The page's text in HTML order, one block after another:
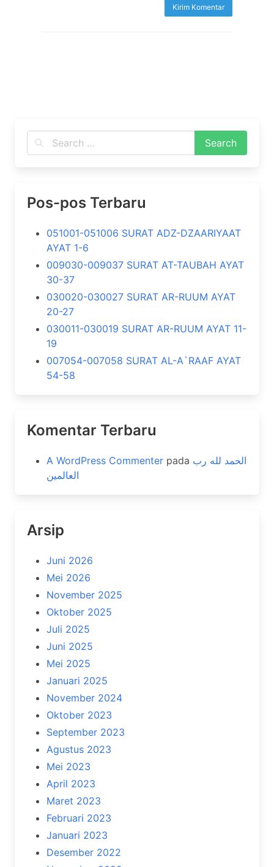
Pos-pos Terbaru
051001-051006 SURAT ADZ-DZAARIYAAT
AYAT 1-6
009030-009037 SURAT AT-TAUBAH AYAT
30-37
030020-030027 SURAT AR-RUUM AYAT
20-27
030011-030019 SURAT AR-RUUM AYAT 11-
19
007054-007058 SURAT AL-A`RAAF AYAT
54-58
Komentar Terbaru
A WordPress Commenter pada الحمد لله رب
العالمين
Arsip
Juni 2026
Mei 2026
November 2025
Oktober 2025
Juli 2025
Juni 2025
Mei 2025
Januari 2025
November 2024
Oktober 2023
September 2023
Agustus 2023
Mei 2023
April 2023
Maret 2023
Februari 2023
Januari 2023
Desember 2022